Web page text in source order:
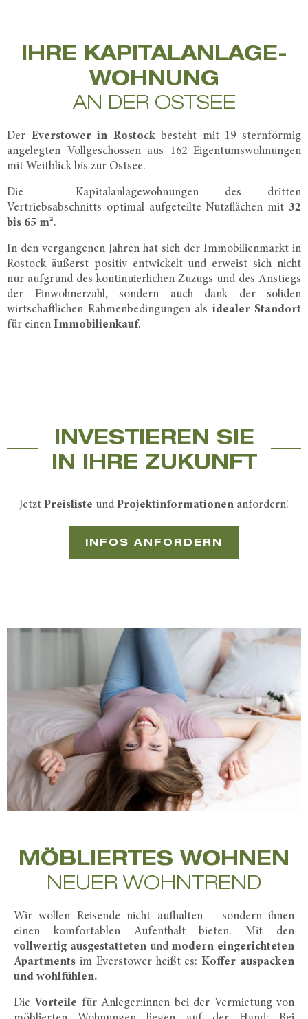
IHRE KAPITALANLAGE­
WOHNUNG
AN DER OSTSEE
Der Everstower in Rostockbesteht mit 19 sternförmig
angelegten Vollgeschossen aus 162 Eigentumswohnungen
mit Weitblick bis zur Ostsee.
Die Kapitalanlagewohnungen des dritten
Vertriebsabschnitts optimal aufgeteilte Nutzflächen mit 32
bis 65 m².
In den vergangenen Jahren hat sich der Immobilienmarkt in
Rostock äußerst positiv entwickelt und erweist sich nicht
nur aufgrund des kontinuierlichen Zuzugs und des Anstiegs
der Einwohnerzahl, sondern auch dank der soliden
wirtschaftlichen Rahmenbedingungen als idealer Standort
für einenImmobilienkauf.
INVESTIEREN SIE
IN IHRE ZUKUNFT
JetztPreisliste undProjektinformationen anfordern!
INFOS ANFORDERN
MÖBLIERTES WOHNEN
NEUER WOHNTREND
Wir wollen Reisende nicht aufhalten – sondern ihnen
einen komfortablen Aufenthalt bieten. Mit den
vollwertig ausgestattetenund modern eingerichteten
Apartments im Everstower heißt es:Koffer auspacken
und wohlfühlen.
DieVorteile für Anleger:innen bei der Vermietung von